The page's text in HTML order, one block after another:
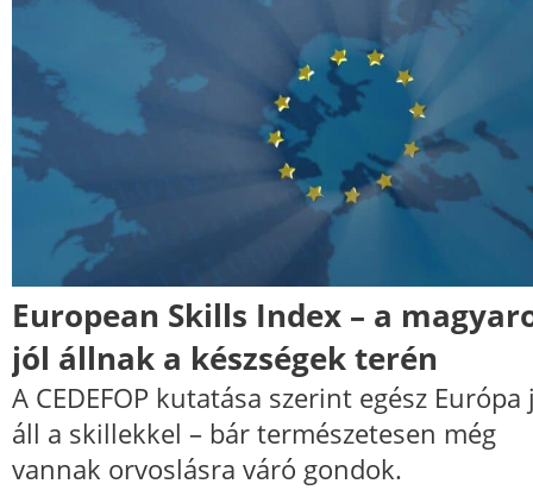
European Skills Index – a
jól állnak a készségek terén
A CEDEFOP kutatása szerint egész Európa
áll a skillekkel – bár természetesen még
vannak orvoslásra váró gondok.